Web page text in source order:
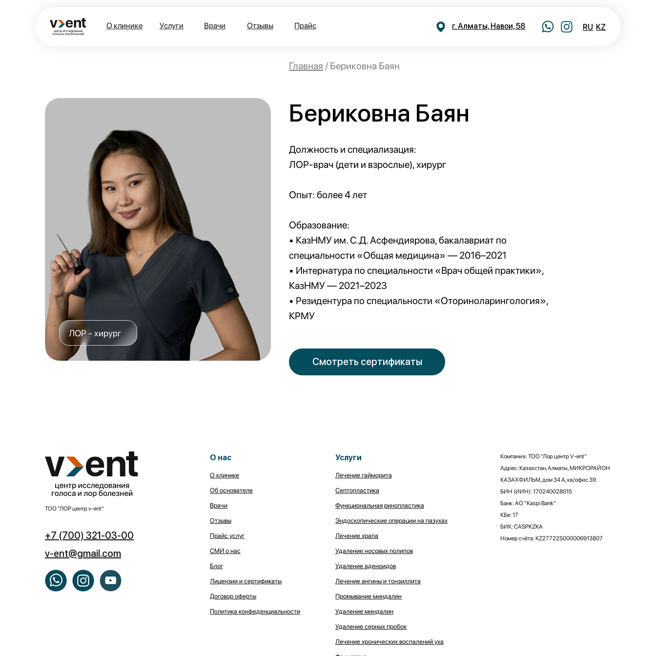
Услуги Врачи Отзывы Прайс
О клинике г. Алматы, Навои, 58 RU KZ
Бериковна Баян
Должность и специализация:
ЛОР-врач (дети и взрослые), хирург
Опыт: более 4 лет
Образование:
• КазНМУ им. С.Д. Асфендиярова, бакалавриат по
специальности «Общая медицина» — 2016–2021
• Интернатура по специальности «Врач общей практики»,
КазНМУ — 2021–2023
• Резидентура по специальности «Оториноларингология»,
КРМУ
Смотреть сертификаты
ЛОР - хирург
Главная / Бериковна Баян
О нас
О клинике
Об основателе
Врачи
Отзывы
Прайс услуг
СМИ о нас
Блог
Лицензии и сертификаты
Договор оферты
Политика конфеденциальности
Услуги
Лечение гайморита
Септопластика
Функциональная ринопластика
Эндоскопические операции на пазухах
Лечение храпа
Удаление носовых полипов
Удаление аденоидов
Лечение ангины и тонзиллита
Промывание миндалин
Удаление миндалин
Удаление серных пробок
Лечение хронических воспалений уха
Компания: ТОО "Лор центр V-ent"
Адрес: Казахстан, Алматы, МИКРОРАЙОН
КАЗАХФИЛЬМ, дом 34 А, кв/офис 39
БИН (ИИН): 170240028015
Банк: АО "Kaspi Bank"
КБе: 17
БИК: CASPKZKA
Номер счёта: KZ27722S000006913807
ТОО "ЛОР центр v-ent"
+7 (700) 321-03-00
v-ent@gmail.com